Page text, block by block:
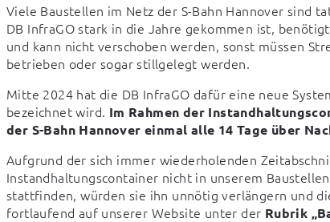
Viele Baustellen im Netz der S-Bahn Hannover sind
DB InfraGO stark in die Jahre gekommen ist,
und kann nicht verschoben werden, sonst müssen
betrieben oder sogar stillgelegt werden.
Mitte 2024 hat die DB InfraGO dafür eine neue
bezeichnet wird. Im Rahmen der
der S-Bahn Hannover einmal alle 14 Tage über
Aufgrund der sich immer wiederholenden
Instandhaltungscontainer nicht in unserem
stattfinden, würden sie ihn unnötig verlängern und
fortlaufend auf unserer Website unter der Rubrik